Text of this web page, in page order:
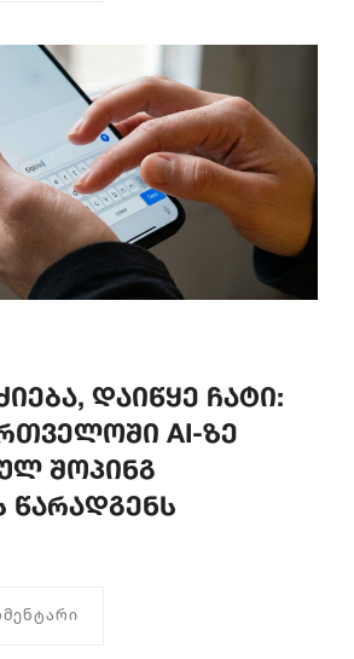
დაიწყე ჩატი:
AI-ზე
შოპინგ
წარადგენს